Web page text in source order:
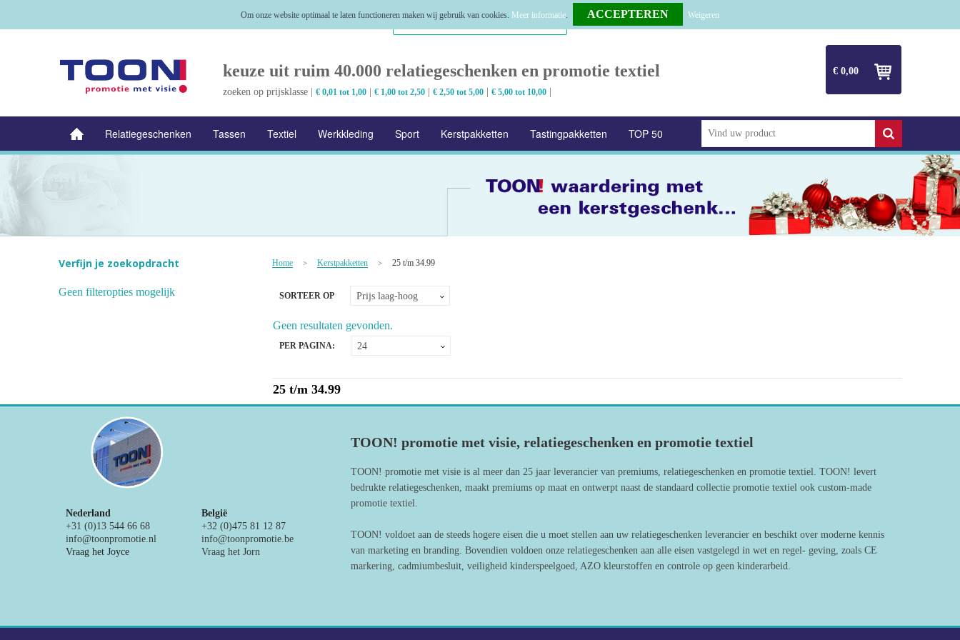
keuze uit ruim 40.000 relatiegeschenken en promotie textiel
zoeken op prijsklasse | € 0,01 tot 1,00| € 1,00 tot 2,50| € 2,50 tot 5,00| € 5,00 tot 10,00|
€ 0,00
Relatiegeschenken Tassen Textiel Werkkleding Sport Kerstpakketten Tastingpakketten TOP 50
Verfijn je zoekopdracht
Geen filteropties mogelijk
Home > Kerstpakketten > 25 t/m 34.99
SORTEER OP
Geen resultaten gevonden.
PER PAGINA:
25 t/m 34.99
Nederland
+31 (0)13 544 66 68
info@toonpromotie.nl
Vraag het Joyce
België
+32 (0)475 81 12 87
info@toonpromotie.be
Vraag het Jorn
TOON! promotie met visie, relatiegeschenken en promotie textiel
TOON! promotie met visie is al meer dan 25 jaar leverancier van premiums, relatiegeschenken en promotie textiel. TOON! levert
bedrukte relatiegeschenken, maakt premiums op maat en ontwerpt naast de standaard collectie promotie textiel ook custom-made
promotie textiel.
TOON! voldoet aan de steeds hogere eisen die u moet stellen aan uw relatiegeschenken leverancier en beschikt over moderne kennis
van marketing en branding. Bovendien voldoen onze relatiegeschenken aan alle eisen vastgelegd in wet en regel- geving, zoals CE
markering, cadmiumbesluit, veiligheid kinderspeelgoed, AZO kleurstoffen en controle op geen kinderarbeid.
Om onze website optimaal te laten functioneren maken wij gebruik van cookies. Meer informatie. Weigeren